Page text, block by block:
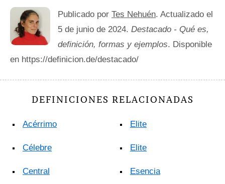
Publicado por Tes Nehuén. Actualizado el
5 de junio de 2024. Destacado - Qué es,
definición, formas y ejemplos. Disponible
en https://definicion.de/destacado/
DEFINICIONES RELACIONADAS
Acérrimo
Célebre
Central
Elite
Elite
Esencia